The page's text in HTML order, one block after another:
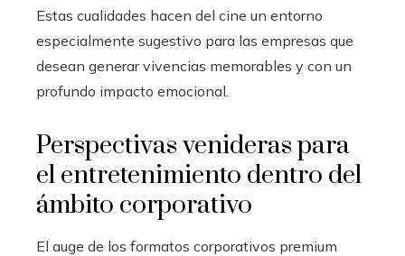
Estas cualidades hacen del cine un entorno
especialmente sugestivo para las empresas que
desean generar vivencias memorables y con un
profundo impacto emocional.
Perspectivas venideras para
el entretenimiento dentro del
ámbito corporativo
El auge de los formatos corporativos premium